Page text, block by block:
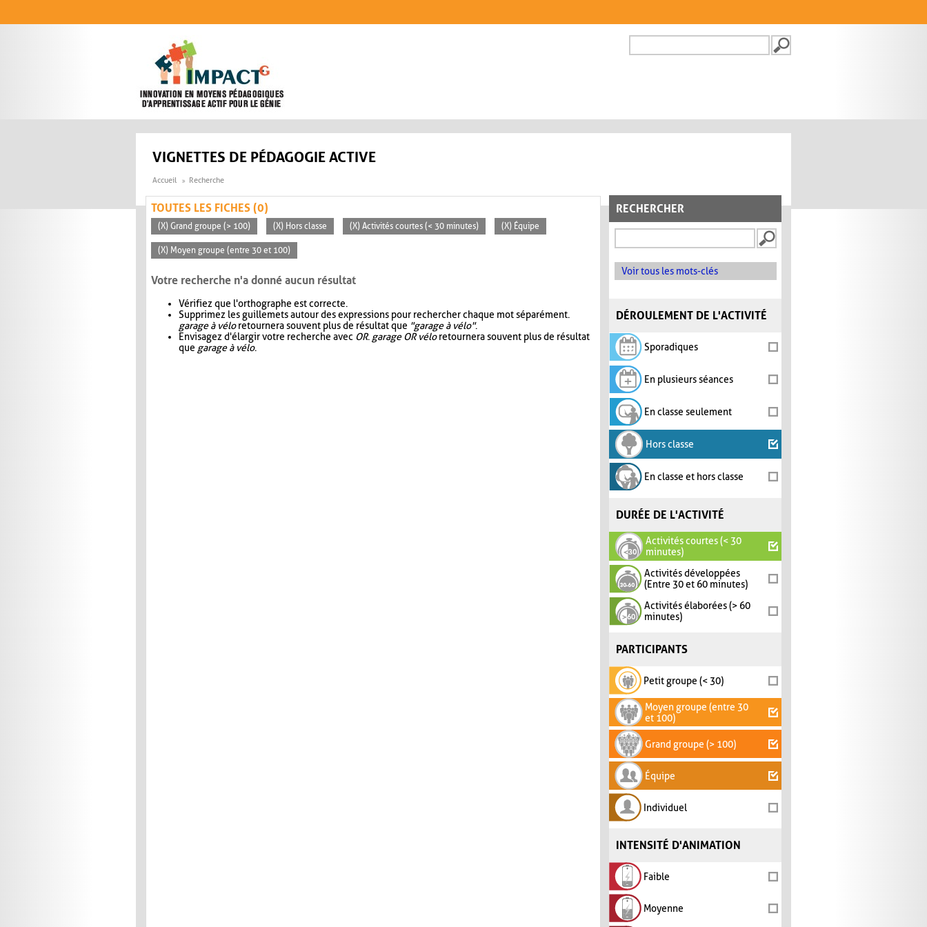
FORMULAIRE DE
VIGNETTES DE PÉDAGOGIE ACTIVE
Accueil Recherche
RECHERCHER
Voir tous les mots-clés
DÉROULEMENT DE L'ACTIVITÉ
Sporadiques
En plusieurs séances
En classe seulement
Hors classe
En classe et hors classe
DURÉE DE L'ACTIVITÉ
Activités courtes (< 30
minutes)
Activités développées
(Entre 30 et 60 minutes)
Activités élaborées (> 60
minutes)
PARTICIPANTS
Petit groupe (< 30)
Moyen groupe (entre 30
et 100)
Grand groupe (> 100)
Équipe
Individuel
INTENSITÉ D'ANIMATION
Faible
Moyenne
TOUTES LES FICHES (0)
(X) Grand groupe (> 100) (X) Hors classe (X) Activités courtes (< 30 minutes) (X) Équipe
(X) Moyen groupe (entre 30 et 100)
Votre recherche n'a donné aucun résultat
Vérifiez que l'orthographe est correcte.
Supprimez les guillemets autour des expressions pour rechercher chaque mot séparément.
garage à véloretournera souvent plus de résultat que "garage à vélo".
Envisagez d'élargir votre recherche avec OR. garage OR véloretournera souvent plus de résultat
que garage à vélo.